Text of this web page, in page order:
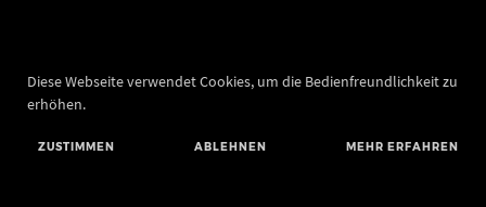
Diese Webseite verwendet Cookies, um die Bedienfreundlichkeit zu
erhöhen.
ZUSTIMMEN ABLEHNEN MEHR ERFAHREN